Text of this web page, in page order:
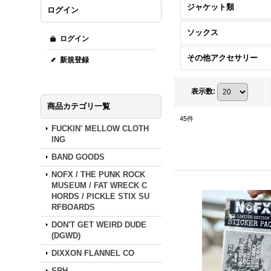
ログイン
ログイン
新規登録
商品カテゴリ一覧
FUCKIN' MELLOW CLOTH
ING
BAND GOODS
NOFX / THE PUNK ROCK
MUSEUM / FAT WRECK C
HORDS / PICKLE STIX SU
RFBOARDS
DON'T GET WEIRD DUDE
(DGWD)
DIXXON FLANNEL CO
ジャケット類
ソックス
その他アクセサリー
表示数:
45件